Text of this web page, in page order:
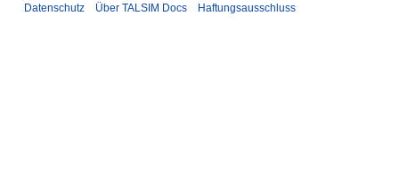
Datenschutz Über TALSIM Docs Haftungsausschluss